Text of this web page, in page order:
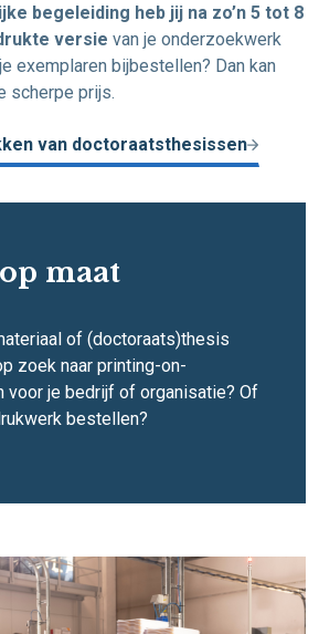
begeleiding heb jij na zo’n 5 tot 8
versie van je onderzoekwerk
exemplaren bijbestellen? Dan kan
scherpe prijs.
van doctoraatsthesissen
maat
of (doctoraats)thesis
zoek naar printing-on-
voor je bedrijf of organisatie? Of
bestellen?